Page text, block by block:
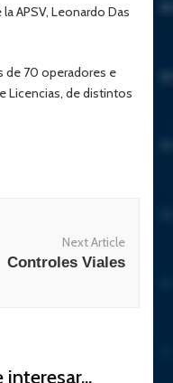
APSV, Leonardo Das
de 70 operadores e
Licencias, de distintos
Next Article
Controles Viales